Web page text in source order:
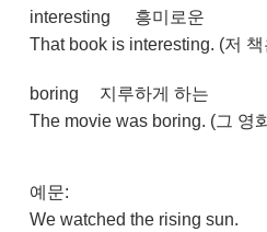
interesting
흥미로운
That book is interesting. (저
boring
지루하게 하는
The movie was boring. (그 영
예문:
We watched the rising sun.